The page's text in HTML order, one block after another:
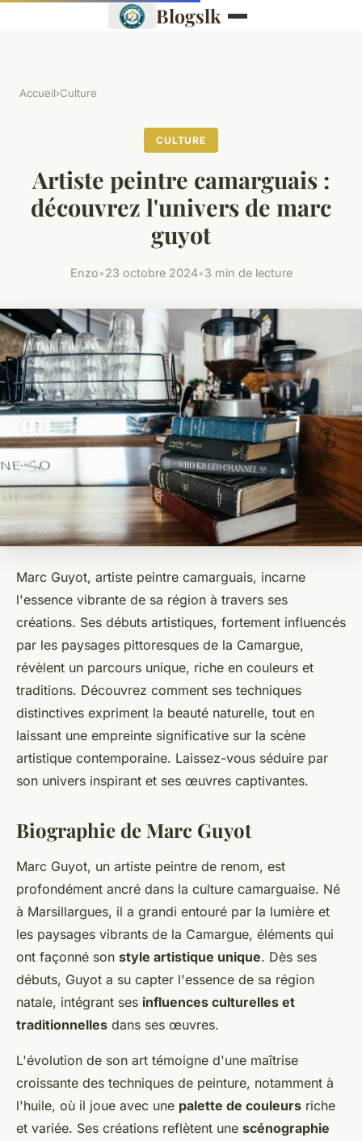
Blogslk
Accueil›Culture
CULTURE
Artiste peintre camarguais :
découvrez l'univers de marc
guyot
Enzo•23 octobre 2024•3 min de lecture
Marc Guyot, artiste peintre camarguais, incarne
l'essence vibrante de sa région à travers ses
créations. Ses débuts artistiques, fortement influencés
par les paysages pittoresques de la Camargue,
révèlent un parcours unique, riche en couleurs et
traditions. Découvrez comment ses techniques
distinctives expriment la beauté naturelle, tout en
laissant une empreinte significative sur la scène
artistique contemporaine. Laissez-vous séduire par
son univers inspirant et ses œuvres captivantes.
Biographie de Marc Guyot
Marc Guyot, un artiste peintre de renom, est
profondément ancré dans la culture camarguaise. Né
à Marsillargues, il a grandi entouré par la lumière et
les paysages vibrants de la Camargue, éléments qui
ont façonné son style artistique unique. Dès ses
débuts, Guyot a su capter l'essence de sa région
natale, intégrant ses influences culturelles et
traditionnelles dans ses œuvres.
L'évolution de son art témoigne d'une maîtrise
croissante des techniques de peinture, notamment à
l'huile, où il joue avec une palette de couleurs riche
et variée. Ses créations reflètent une scénographie